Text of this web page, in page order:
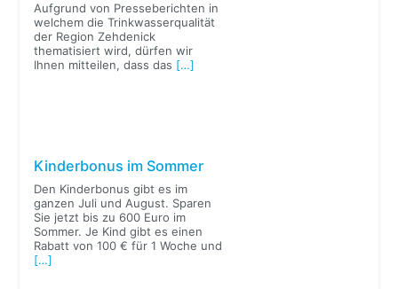
Aufgrund von Presseberichten in
welchem die Trinkwasserqualität
der Region Zehdenick
thematisiert wird, dürfen wir
Ihnen mitteilen, dass das […]
Kinderbonus im Sommer
Den Kinderbonus gibt es im
ganzen Juli und August. Sparen
Sie jetzt bis zu 600 Euro im
Sommer. Je Kind gibt es einen
Rabatt von 100 € für 1 Woche und
[…]